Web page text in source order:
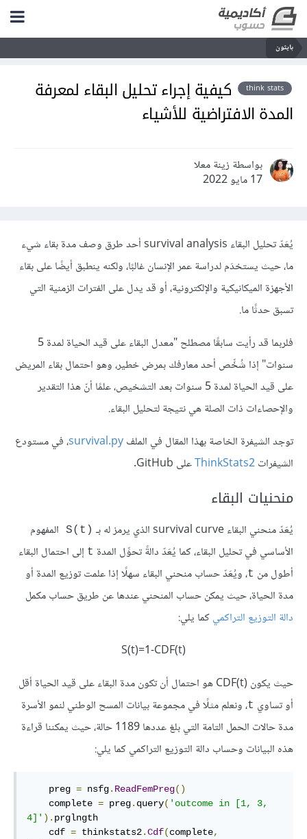
بايثون
think stats
كيفية إجراء تحليل البقاء لمعرفة
المدة الافتراضية للأشياء
بواسطة زينة معلا
17 مايو 2022
يُعَدّ تحليل البقاء survival analysis أحد طرق وصف مدة بقاء شيء
ما، حيث يستخدَم لدراسة عمر الإنسان غالبًا، ولكنه ينطبق أيضًا على بقاء
الأجهزة الميكانيكية والإلكترونية، أو قد يدل على الفترات الزمنية التي
تسبق حدثًا ما.
فلربما قد رأيت سابقًا مصطلح "معدل البقاء على قيد الحياة لمدة 5
سنوات" إذا شُخِّص أحد معارفك بمرض خطير، وهو احتمال بقاء المريض
على قيد الحياة لمدة 5 سنوات بعد التشخيص، علمًا أنّ هذا التقدير
والإحصاءات ذات الصلة هي نتيجة لتحليل البقاء.
توجد الشيفرة الخاصة بهذا المقال في الملفsurvival.py، في مستودع
الشيفراتThinkStats2على GitHub.
منحنيات البقاء
يُعَدّ منحني البقاء survival curve الذي يرمز له بـ S(t)
المفهوم
الأساسي في تحليل البقاء، كما يُعَدّ دالةً تحوِّل المدة t إلى احتمال البقاء
أطول من t، ويُعَدّ حساب منحني البقاء سهلًا إذا علمت توزيع المدة أو
مدة الحياة، حيث يمكن حساب المنحني عندها عن طريق حساب مكمل
دالة التوزيع التراكميكما يلي:
S(t)=1-CDF(t)
حيث يكون CDF(t) هو احتمال أن تكون مدة البقاء على قيد الحياة أقل
أو تساوي t، ونعلم مثلًا في مجموعة بيانات المسح الوطني لنمو الأسرة
مدة حالات الحمل التامة التي بلغ عددها 1189 حالة، حيث يمكننا قراءة
هذه البيانات وحساب دالة التوزيع التراكمي كما يلي:
    preg
= nsfg. ReadFemPreg()
    complete
= preg. query( 'outcome in [1, 3,
4]' ). prglngth
    cdf
= thinkstats2.Cdf(complete,